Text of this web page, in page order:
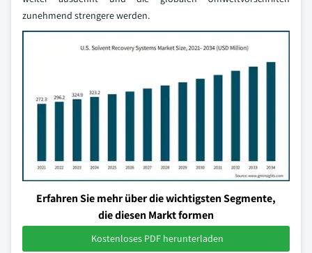
zunehmend strengere werden.
Erfahren Sie mehr über die wichtigsten Segmente,
die diesen Markt formen
Kostenloses PDF herunterladen